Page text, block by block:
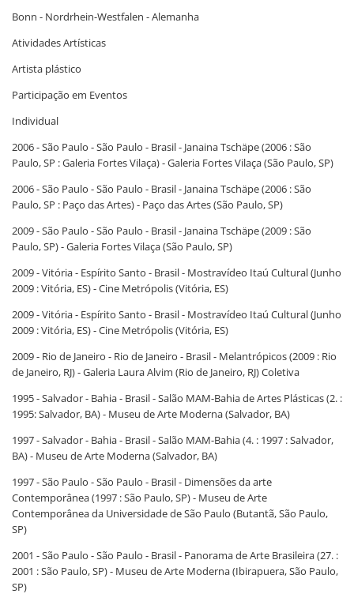
Bonn - Nordrhein-Westfalen - Alemanha
Atividades Artísticas
Artista plástico
Participação em Eventos
Individual
2006 - São Paulo - São Paulo - Brasil - Janaina Tschäpe (2006 : São
Paulo, SP : Galeria Fortes Vilaça) - Galeria Fortes Vilaça (São Paulo, SP)
2006 - São Paulo - São Paulo - Brasil - Janaina Tschäpe (2006 : São
Paulo, SP : Paço das Artes) - Paço das Artes (São Paulo, SP)
2009 - São Paulo - São Paulo - Brasil - Janaina Tschäpe (2009 : São
Paulo, SP) - Galeria Fortes Vilaça (São Paulo, SP)
2009 - Vitória - Espírito Santo - Brasil - Mostravídeo Itaú Cultural (Junho
2009 : Vitória, ES) - Cine Metrópolis (Vitória, ES)
2009 - Vitória - Espírito Santo - Brasil - Mostravídeo Itaú Cultural (Junho
2009 : Vitória, ES) - Cine Metrópolis (Vitória, ES)
2009 - Rio de Janeiro - Rio de Janeiro - Brasil - Melantrópicos (2009 : Rio
de Janeiro, RJ) - Galeria Laura Alvim (Rio de Janeiro, RJ) Coletiva
1995 - Salvador - Bahia - Brasil - Salão MAM-Bahia de Artes Plásticas (2. :
1995: Salvador, BA) - Museu de Arte Moderna (Salvador, BA)
1997 - Salvador - Bahia - Brasil - Salão MAM-Bahia (4. : 1997 : Salvador,
BA) - Museu de Arte Moderna (Salvador, BA)
1997 - São Paulo - São Paulo - Brasil - Dimensões da arte
Contemporânea (1997 : São Paulo, SP) - Museu de Arte
Contemporânea da Universidade de São Paulo (Butantã, São Paulo,
SP)
2001 - São Paulo - São Paulo - Brasil - Panorama de Arte Brasileira (27. :
2001 : São Paulo, SP) - Museu de Arte Moderna (Ibirapuera, São Paulo,
SP)